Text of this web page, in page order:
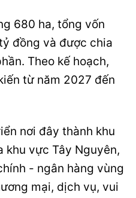
680 ha, tổng vốn
đồng và được chia
Theo kế hoạch,
từ năm 2027 đến
nơi đây thành khu
khu vực Tây Nguyên,
- ngân hàng vùng
mại, dịch vụ, vui